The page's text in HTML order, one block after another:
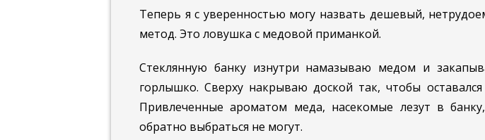
Теперь я с уверенностью могу назвать дешевый,
метод. Это ловушка с медовой приманкой.
Стеклянную банку изнутри намазываю медом и
горлышко. Сверху накрываю доской так, чтобы
Привлеченные ароматом меда, насекомые лезут в
обратно выбраться не могут.